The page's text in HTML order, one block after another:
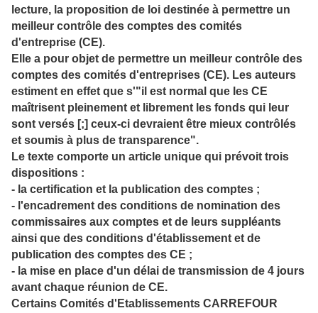
lecture, la proposition de loi destinée à permettre un
meilleur contrôle des comptes des comités
d'entreprise (CE).
Elle a pour objet de permettre un meilleur contrôle des
comptes des comités d'entreprises (CE). Les auteurs
estiment en effet que s'"il est normal que les CE
maîtrisent pleinement et librement les fonds qui leur
sont versés [;] ceux-ci devraient être mieux contrôlés
et soumis à plus de transparence".
Le texte comporte un article unique qui prévoit trois
dispositions :
- la certification et la publication des comptes ;
- l'encadrement des conditions de nomination des
commissaires aux comptes et de leurs suppléants
ainsi que des conditions d'établissement et de
publication des comptes des CE ;
- la mise en place d'un délai de transmission de 4 jours
avant chaque réunion de CE.
Certains Comités d'Etablissements CARREFOUR